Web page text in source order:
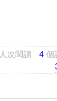
人次閱讀 4 個